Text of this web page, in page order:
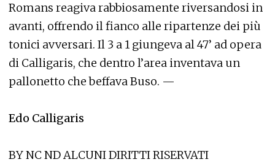
Romans reagiva rabbiosamente riversandosi in
avanti, offrendo il fianco alle ripartenze dei più
tonici avversari. Il 3 a 1 giungeva al 47’ ad opera
di Calligaris, che dentro l’area inventava un
pallonetto che beffava Buso. —
Edo Calligaris
BY NC ND ALCUNI DIRITTI RISERVATI